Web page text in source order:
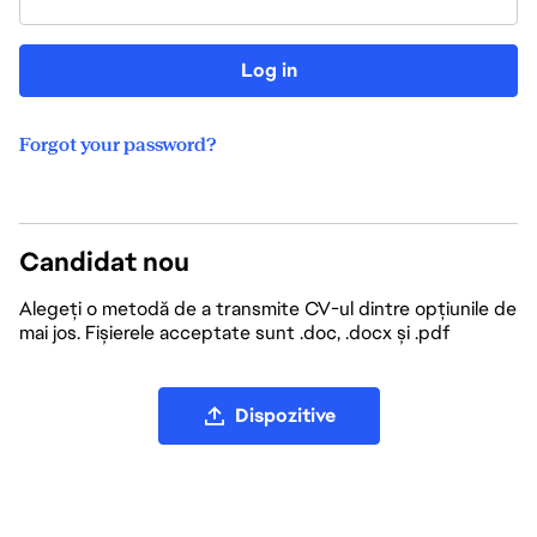
Log in
Forgot your password?
Candidat nou
Alegeți o metodă de a transmite CV-ul dintre opțiunile de
mai jos. Fișierele acceptate sunt .doc, .docx și .pdf
Dispozitive